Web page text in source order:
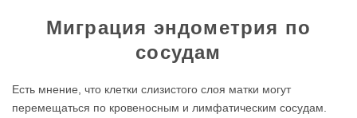
Миграция эндометрия по
сосудам
Есть мнение, что клетки слизистого слоя матки могут
перемещаться по кровеносным и лимфатическим сосудам.